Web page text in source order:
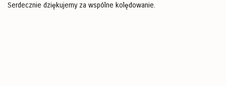
Serdecznie dziękujemy za wspólne kolędowanie.